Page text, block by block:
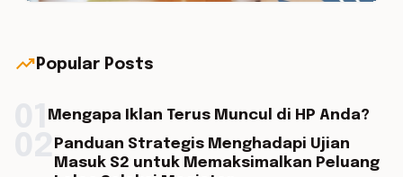
trending_up Popular Posts
Mengapa Iklan Terus Muncul di HP Anda?
Panduan Strategis Menghadapi Ujian
Masuk S2 untuk Memaksimalkan Peluang